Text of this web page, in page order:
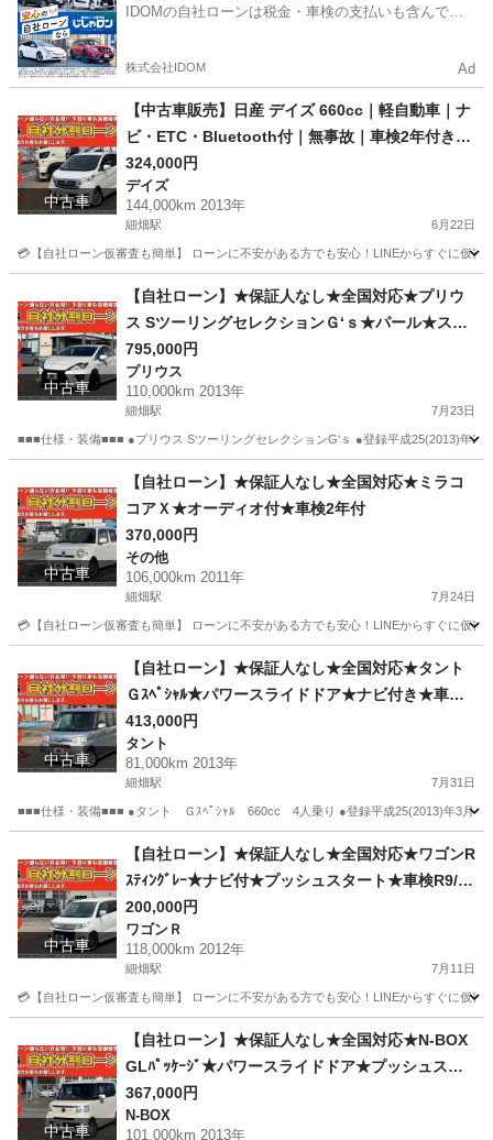
IDOMの自社ローンは税金・車検の支払いも含んでい
株式会社IDOM Ad
中古車
【中古車販売】日産 デイズ 660cc｜軽自動車｜ナ
ビ・ETC・Bluetooth付｜無事故｜車検2年付き｜
即納OK！
324,000円
デイズ
144,000km 2013年
細畑駅 6月22日
💳【自社ローン仮審査も簡単】 ローンに不安がある方でも安心！LINEからすぐに仮
細畑駅 デイズ Bluetooth
中古車
【自社ローン】★保証人なし★全国対応★プリウ
ス SツーリングセレクションＧ‘ｓ★パール★スマ
ートキー★純正ナビ★ETC★Bカメラ
795,000円
プリウス
110,000km 2013年
細畑駅 7月23日
■■■仕様・装備■■■ ●プリウス SツーリングセレクションG‘ｓ ●登録平成25(2013)年2
細畑駅 プリウス パール
中古車
【自社ローン】★保証人なし★全国対応★ミラコ
コアＸ★オーディオ付★車検2年付
370,000円
その他
106,000km 2011年
細畑駅 7月24日
💳【自社ローン仮審査も簡単】 ローンに不安がある方でも安心！LINEからすぐに仮
細畑駅 その他 ミラココア
中古車
【自社ローン】★保証人なし★全国対応★タント
Ｇｽﾍﾟｼｬﾙ★パワースライドドア★ナビ付き★車検R
9/11
413,000円
タント
81,000km 2013年
細畑駅 7月31日
■■■仕様・装備■■■ ●タント Ｇｽﾍﾟｼｬﾙ 660cc 4人乗り ●登録平成25(2013)年3月 ●
細畑駅 タント 保証人
中古車
【自社ローン】★保証人なし★全国対応★ワゴンR
ｽﾃｨﾝｸﾞﾚｰ★ナビ付★プッシュスタート★車検R9/3
200,000円
ワゴンＲ
118,000km 2012年
細畑駅 7月11日
💳【自社ローン仮審査も簡単】 ローンに不安がある方でも安心！LINEからすぐに仮
細畑駅 ワゴンＲ ワゴンR
中古車
【自社ローン】★保証人なし★全国対応★N-BOX
GLﾊﾟｯｹｰｼﾞ★パワースライドドア★プッシュスタ
ート★車検2年付
367,000円
N-BOX
101,000km 2013年